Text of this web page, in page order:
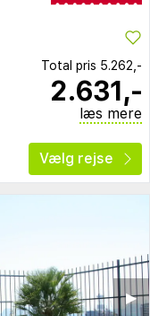
Total pris 5.262,-
2.631,-
læs mere
Vælg rejse
▶︎